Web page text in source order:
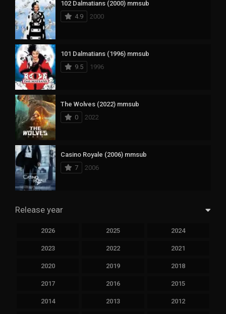
102 Dalmatians (2000) mmsub
4.9
2000
101 Dalmatians (1996) mmsub
9.5
1996
The Wolves (2022) mmsub
0
2022
Casino Royale (2006) mmsub
7
2006
Release year
2026 2025 2024
2023 2022 2021
2020 2019 2018
2017 2016 2015
2014 2013 2012